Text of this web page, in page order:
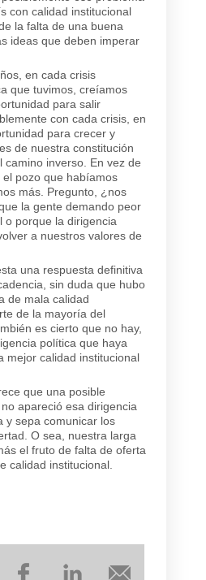
con calidad institucional
la falta de una buena
ideas que deben imperar
en cada crisis
que tuvimos, creíamos
para salir
con cada crisis, en
para crecer y
de nuestra constitución
camino inverso. En vez de
pozo que habíamos
más. Pregunto, ¿nos
la gente demando peor
o porque la dirigencia
a nuestros valores de
una respuesta definitiva
sin duda que hubo
de mala calidad
de la mayoría del
es cierto que no hay,
política que haya
mejor calidad institucional
que una posible
apareció esa dirigencia
y sepa comunicar los
O sea, nuestra larga
el fruto de falta de oferta
calidad institucional.